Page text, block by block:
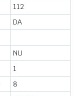
112
DA
NU
1
8